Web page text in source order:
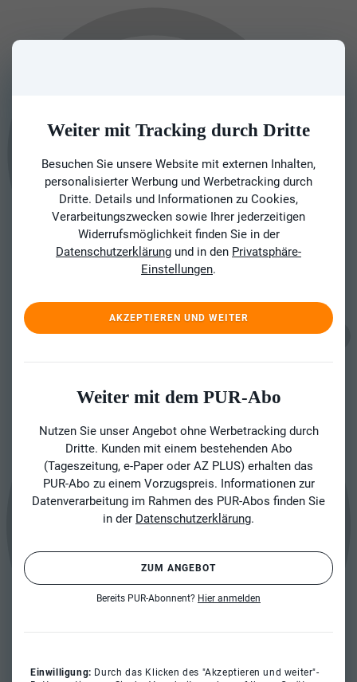
Weiter mit Tracking durch Dritte
Besuchen Sie unsere Website mit externen Inhalten,
personalisierter Werbung und Werbetracking durch
Dritte. Details und Informationen zu Cookies,
Verarbeitungszwecken sowie Ihrer jederzeitigen
Widerrufsmöglichkeit finden Sie in der
Datenschutzerklärung und in den Privatsphäre-
Einstellungen.
AKZEPTIEREN UND WEITER
Weiter mit dem PUR-Abo
Nutzen Sie unser Angebot ohne Werbetracking durch
Dritte. Kunden mit einem bestehenden Abo
(Tageszeitung, e-Paper oder AZ PLUS) erhalten das
PUR-Abo zu einem Vorzugspreis. Informationen zur
Datenverarbeitung im Rahmen des PUR-Abos finden Sie
in der Datenschutzerklärung.
ZUM ANGEBOT
Bereits PUR-Abonnent? Hier anmelden
Einwilligung: Durch das Klicken des "Akzeptieren und weiter"-